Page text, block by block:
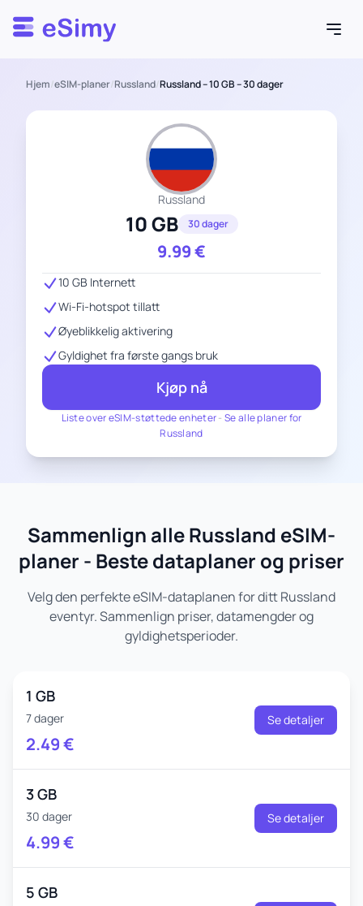
Esimy
Hjem/eSIM-planer/Russland/Russland – 10 GB – 30 dager
Russland
10 GB 30 dager
9.99€
Liste over eSIM-støttede enheter-Se alle planer for
Russland
10 GB Internett
Wi-Fi-hotspot tillatt
Øyeblikkelig aktivering
Gyldighet fra første gangs bruk
Kjøp nå
Sammenlign alle Russland eSIM-
planer - Beste dataplaner og priser
Velg den perfekte eSIM-dataplanen for ditt Russland
eventyr. Sammenlign priser, datamengder og
gyldighetsperioder.
1 GB
7 dager
2.49€
Se detaljer
3 GB
30 dager
4.99€
Se detaljer
5 GB